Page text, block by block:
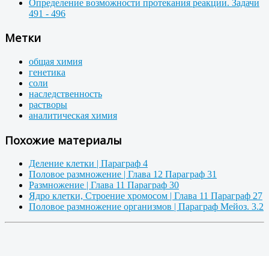
Определение возможности протекания реакции. Задачи
491 - 496
Метки
общая химия
генетика
соли
наследственность
растворы
аналитическая химия
Похожие материалы
Деление клетки | Параграф 4
Половое размножение | Глава 12 Параграф 31
Размножение | Глава 11 Параграф 30
Ядро клетки, Строение хромосом | Глава 11 Параграф 27
Половое размножение организмов | Параграф Мейоз. 3.2